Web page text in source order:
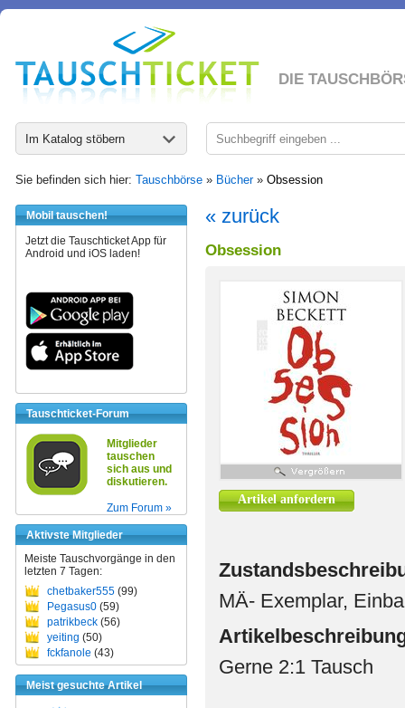
DIE
Im Katalog stöbern
Sie befinden sich hier: Tauschbörse » Bücher» Obsession
Mobil tauschen!
Jetzt die Tauschticket App für
Android und iOS laden!
Tauschticket-Forum
Mitglieder
tauschen
sich aus und
diskutieren.
Zum Forum »
Aktivste Mitglieder
Meiste Tauschvorgänge in den
letzten 7 Tagen:
chetbaker555 (99)
Pegasus0 (59)
patrikbeck (56)
yeiting (50)
fckfanole (43)
Meist gesuchte Artikel
« zurück
Obsession
Artikel anfordern
MÄ- Exemplar,
Gerne 2:1 Tausch